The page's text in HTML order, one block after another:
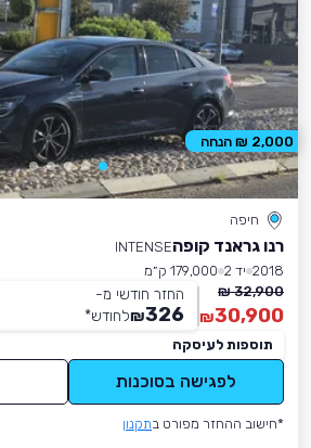
חיפה
רנו גראנד קופהINTENSE
2018 יד 2
179,000 ק״מ
32,900 ₪
30,900
₪
החזר חודשי מ-
326
₪לחודש*
תוספות לעיסקה
לפגישה בסוכנות
*חישוב ההחזר מפורט בתקנון
2,000 ₪ הנחה